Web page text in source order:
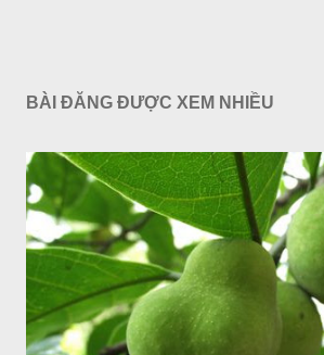
BÀI ĐĂNG ĐƯỢC XEM NHIỀU